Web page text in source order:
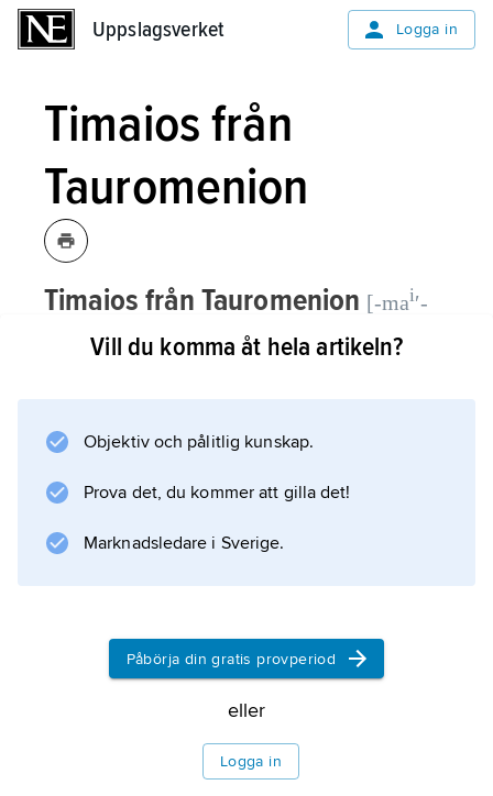
Uppslagsverket Logga in
Timaios från
Tauromenion
Timaios från Tauromenion [-maiʹ-
...-mɛʹ-] (grekiskaTiʹmaios), hellenistisk
verksam i Athen och på resor.
T:s centrala verk (minst 38 böcker)
Sicilien gavs stort utrymme, och även Roms
omfattade även geografi, etnografi och
kulturhistoria; en dragning åt det sensationella
på hellenistisk historieskrivning men
Vill du komma åt hela artikeln?
Objektiv och pålitlig kunskap.
Prova det, du kommer att gilla det!
Marknadsledare i Sverige.
Påbörja din gratis provperiod
eller
Logga in